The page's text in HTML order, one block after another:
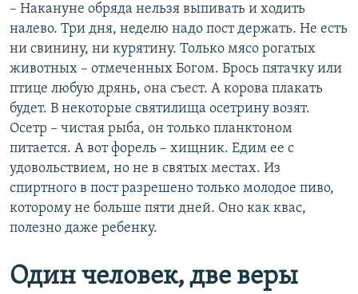
– Накануне обряда нельзя выпивать и ходить
налево. Три дня, неделю надо пост держать. Не есть
ни свинину, ни курятину. Только мясо рогатых
животных – отмеченных Богом. Брось пятачку или
птице любую дрянь, она съест. А корова плакать
будет. В некоторые святилища осетрину возят.
Осетр – чистая рыба, он только планктоном
питается. А вот форель – хищник. Едим ее с
удовольствием, но не в святых местах. Из
спиртного в пост разрешено только молодое пиво,
которому не больше пяти дней. Оно как квас,
полезно даже ребенку.
Один человек, две веры